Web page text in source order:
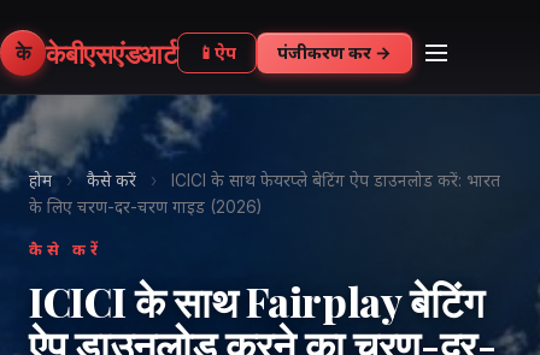
के केबीएसएंडआर्ट 📱 ऐप पंजीकरण करें →
होम › कैसे करें ›
ICICI के साथ फेयरप्ले बेटिंग ऐप डाउनलोड करें: भारत
के लिए चरण-दर-चरण गाइड (2026)
कैसे करें
ICICI के साथ Fairplay बेटिंग
ऐप डाउनलोड करने का चरण-दर-